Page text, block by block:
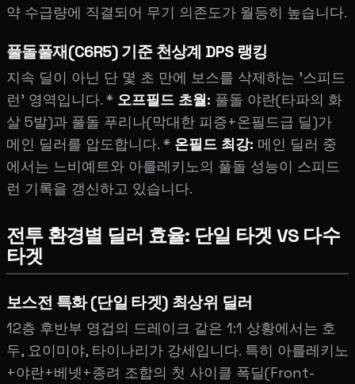
약 수급량에 직결되어 무기 의존도가 월등히 높습니다.
풀돌풀재(C6R5) 기준 천상계 DPS 랭킹
지속 딜이 아닌 단 몇 초 만에 보스를 삭제하는 '스피드
런' 영역입니다. * 오프필드 초월: 풀돌 야란(타파의 화
살 5발)과 풀돌 푸리나(막대한 피증+온필드급 딜)가
메인 딜러를 압도합니다. * 온필드 최강: 메인 딜러 중
에서는 느비예트와 아를레키노의 풀돌 성능이 스피드
런 기록을 갱신하고 있습니다.
전투 환경별 딜러 효율: 단일 타겟 VS 다수
타겟
보스전 특화 (단일 타겟) 최상위 딜러
12층 후반부 영겁의 드레이크 같은 1:1 상황에서는 호
두, 요이미야, 타이나리가 강세입니다. 특히 아를레키노
+야란+베넷+종려 조합의 첫 사이클 폭딜(Front-